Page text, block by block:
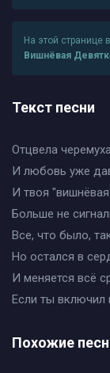
На этой странице
Вишнёвая
Текст песни
Отцвела
И любовь уже
И твоя
Больше не
Все, что было,
Но остался в
И меняется всё
Если ты включил
Похожие